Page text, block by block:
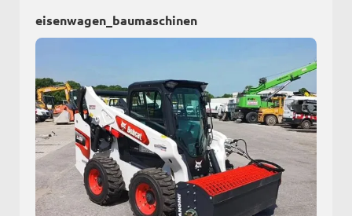
eisenwagen_baumaschinen